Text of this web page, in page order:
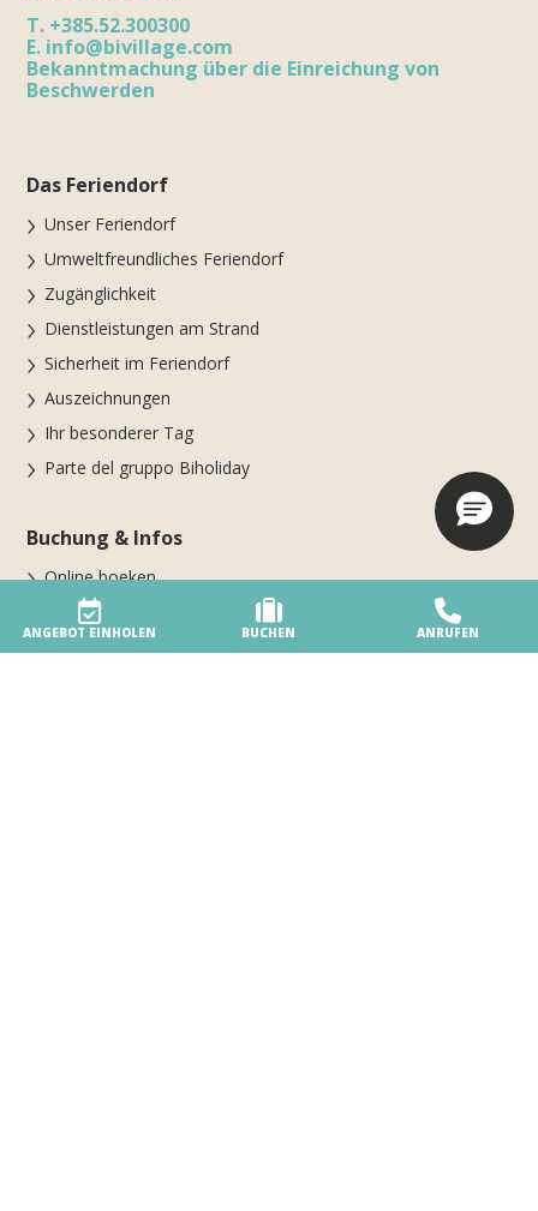
ANGEBOT EINHOLEN BUCHEN ANRUFEN
T. +385.52.300300
E. info@bivillage.com
Bekanntmachung über die Einreichung von
Beschwerden
Das Feriendorf
Unser Feriendorf
Umweltfreundliches Feriendorf
Zugänglichkeit
Dienstleistungen am Strand
Sicherheit im Feriendorf
Auszeichnungen
Ihr besonderer Tag
Parte del gruppo Biholiday
Buchung & Infos
Online boeken
BUCHEN SIE JETZT FÜR DIE SAISON 2026